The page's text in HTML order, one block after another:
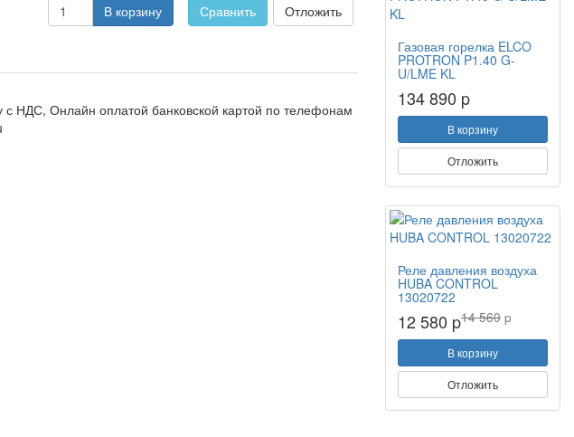
В корзину Сравнить Отложить
НДС, Онлайн оплатой банковской картой по телефонам
Газовая горелка ELCO
PROTRON P1.40 G-
U/LME KL
134 890 p
В корзину
Отложить
Реле давления воздуха
HUBA CONTROL
13020722
12 580 p14 560 p
В корзину
Отложить